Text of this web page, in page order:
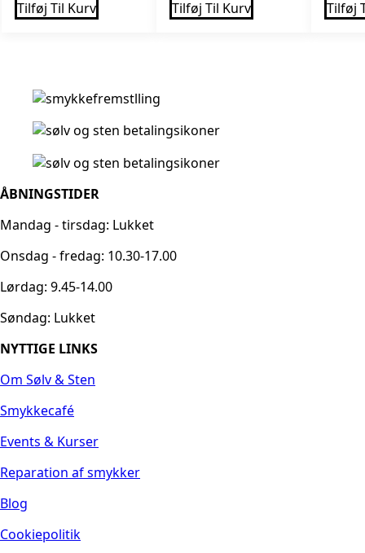
Tilføj Til Kurv Tilføj Til Kurv
Tilføj
ÅBNINGSTIDER
Mandag - tirsdag: Lukket
Onsdag - fredag: 10.30-17.00
Lørdag: 9.45-14.00
Søndag: Lukket
NYTTIGE LINKS
Om Sølv & Sten
Smykkecafé
Events & Kurser
Reparation af smykker
Blog
Cookiepolitik